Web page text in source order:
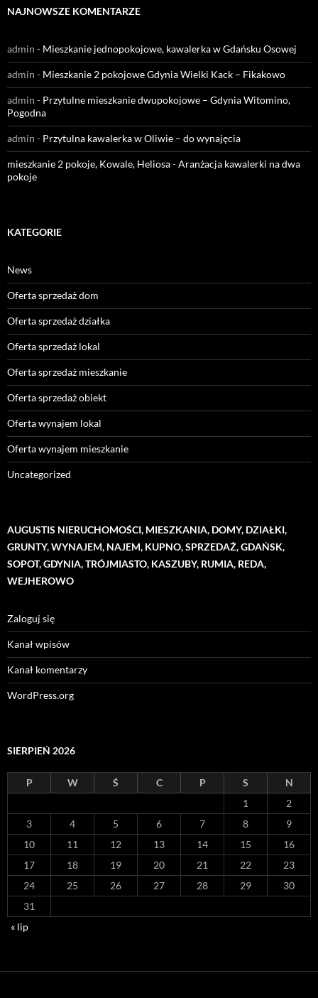
NAJNOWSZE KOMENTARZE
admin - Mieszkanie jednopokojowe, kawalerka w Gdańsku Osowej
admin - Mieszkanie 2 pokojowe Gdynia Wielki Kack – Fikakowo
admin - Przytulne mieszkanie dwupokojowe – Gdynia Witomino,
Pogodna
admin - Przytulna kawalerka w Oliwie – do wynajęcia
mieszkanie 2 pokoje, Kowale, Heliosa-Aranżacja kawalerki na dwa
pokoje
KATEGORIE
News
Oferta sprzedaż dom
Oferta sprzedaż działka
Oferta sprzedaż lokal
Oferta sprzedaż mieszkanie
Oferta sprzedaż obiekt
Oferta wynajem lokal
Oferta wynajem mieszkanie
Uncategorized
AUGUSTIS NIERUCHOMOŚCI, MIESZKANIA, DOMY, DZIAŁKI,
GRUNTY, WYNAJEM, NAJEM, KUPNO, SPRZEDAŻ, GDAŃSK,
SOPOT, GDYNIA, TRÓJMIASTO, KASZUBY, RUMIA, REDA,
WEJHEROWO
Zaloguj się
Kanał wpisów
Kanał komentarzy
WordPress.org
SIERPIEŃ 2026
P W Ś C P S
N
1
2
3
4 5 6 7 8
9
10
11 12 13 14 15
16
17
18 19 20 21 22
23
24
25 26 27 28 29
30
31
« lip